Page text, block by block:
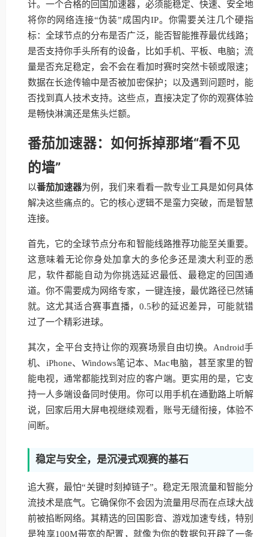
计。一个合格的回国加速器，必须能稳定、快速、安全地
将你的网络连接“伪装”成国内IP。你需要关注几个硬指
标：全球节点的分布是否广泛，能否智能推荐最优线路；
是否支持你手头所有的设备，比如手机、平板、电脑；流
量是否充足稳定，会不会在看加时赛时突然卡顿或限速；
数据在长途传输中是否被加密保护；以及遇到问题时，能
否找到真人技术支持。这些点，直接决定了你的观赛体验
是畅快淋漓还是焦头烂额。
番茄加速器：如何拆掉那堵“看不见
的墙”
以番茄加速器为例，我们来看看一款专业工具是如何具体
解决这些痛点的。它的核心逻辑不是蛮力突破，而是智慧
连接。
首先，它的全球节点分布和智能线路推荐功能至关重要。
这意味着无论你身处加拿大的多伦多还是澳大利亚的悉
尼，软件都能自动为你挑选延迟最低、最稳定的回国通
道。你不需要成为网络专家，一键连接，最优路径已然铺
就。这尤其适合赛事直播，0.5秒的延迟差异，可能就错
过了一个精彩进球。
其次，全平台支持让你的观赛场景自由切换。Android手
机、iPhone、Windows笔记本、Mac电脑，甚至家里的智
能电视，通常都能找到对应的客户端。更实用的是，它支
持一人多端设备同时使用。你可以用手机在通勤路上听解
说，回家后用大屏电视继续观看，账号无缝衔接，体验不
间断。
稳定与安全，是沉浸式观赛的基石
追大赛，最怕“关键时刻掉链子”。稳定无限流量和智能分
流技术是底气。它确保你不会因为流量用尽而在点球大战
前被掐断网络。其精选的回国影音、游戏加速专线，特别
是独享100M带宽的配置，就像为你的数据包开辟了一条